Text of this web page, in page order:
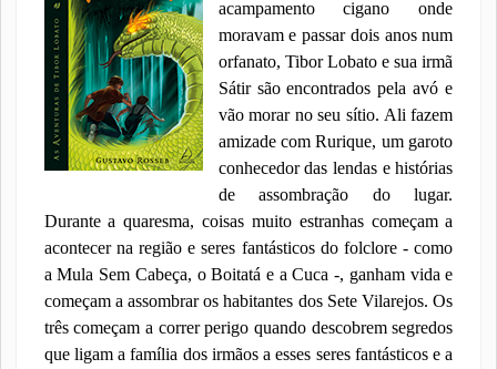
acampamento cigano onde
moravam e passar dois anos num
orfanato, Tibor Lobato e sua irmã
Sátir são encontrados pela avó e
vão morar no seu sítio. Ali fazem
amizade com Rurique, um garoto
conhecedor das lendas e histórias
de assombração do lugar.
Durante a quaresma, coisas muito estranhas começam a
acontecer na região e seres fantásticos do folclore - como
a Mula Sem Cabeça, o Boitatá e a Cuca -, ganham vida e
começam a assombrar os habitantes dos Sete Vilarejos. Os
três começam a correr perigo quando descobrem segredos
que ligam a família dos irmãos a esses seres fantásticos e a